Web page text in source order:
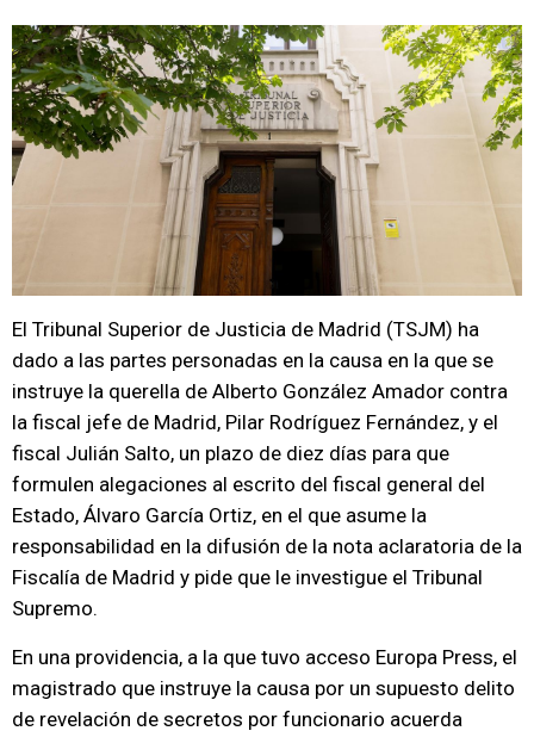
El Tribunal Superior de Justicia de Madrid (TSJM) ha
dado a las partes personadas en la causa en la que se
instruye la querella de Alberto González Amador contra
la fiscal jefe de Madrid, Pilar Rodríguez Fernández, y el
fiscal Julián Salto, un plazo de diez días para que
formulen alegaciones al escrito del fiscal general del
Estado, Álvaro García Ortiz, en el que asume la
responsabilidad en la difusión de la nota aclaratoria de la
Fiscalía de Madrid y pide que le investigue el Tribunal
Supremo.
En una providencia, a la que tuvo acceso Europa Press, el
magistrado que instruye la causa por un supuesto delito
de revelación de secretos por funcionario acuerda